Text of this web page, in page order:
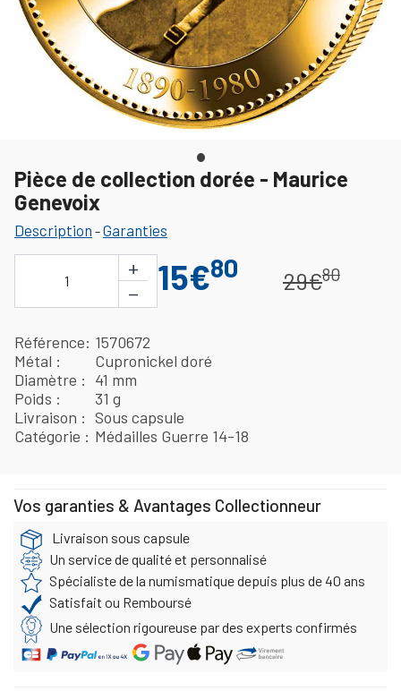
Pièce de collection dorée - Maurice
Genevoix
Description -Garanties
1
+
−
15€80 29€80
Référence 1570672
Métal
Cupronickel doré
Diamètre
41 mm
Poids
31 g
Livraison
Sous capsule
Catégorie
Médailles Guerre 14-18
Vos garanties & Avantages Collectionneur
Livraison sous capsule
Un service de qualité et personnalisé
Spécialiste de la numismatique depuis plus de 40 ans
Satisfait ou Remboursé
Une sélection rigoureuse par des experts confirmés